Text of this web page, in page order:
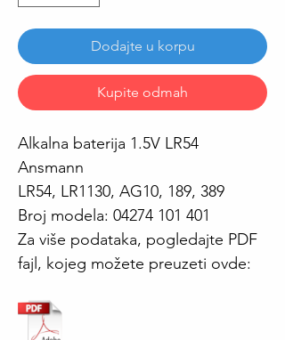
Dodajte u korpu
Kupite odmah
Alkalna baterija 1.5V LR54
Ansmann
LR54, LR1130, AG10, 189, 389
Broj modela: 04274 101 401
Za više podataka, pogledajte PDF
fajl, kojeg možete preuzeti ovde: